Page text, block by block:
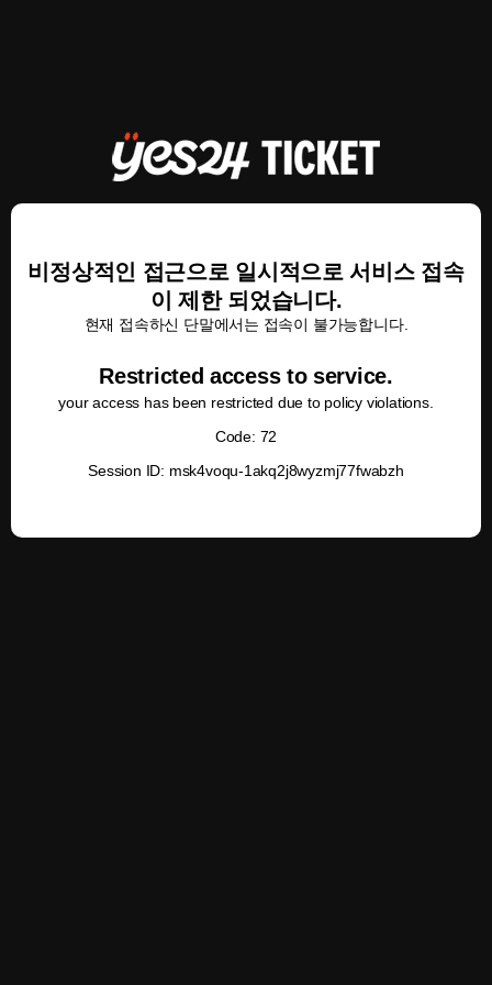
비정상적인 접근으로 일시적으로 서비스 접속
이 제한 되었습니다.
현재 접속하신 단말에서는 접속이 불가능합니다.
Restricted access to service.
your access has been restricted due to policy violations.
Code: 72
Session ID: msk4voqu-1akq2j8wyzmj77fwabzh